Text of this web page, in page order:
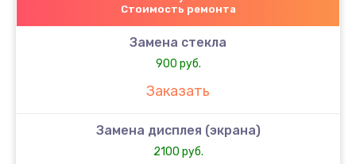
Стоимость ремонта
Замена стекла
900 руб.
Заказать
Замена дисплея (экрана)
2100 руб.